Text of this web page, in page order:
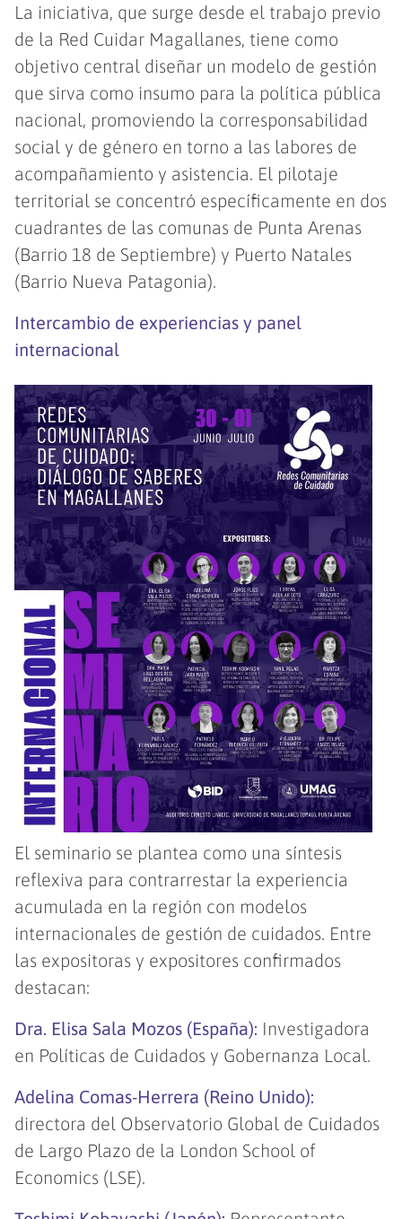
La iniciativa, que surge desde el trabajo previo
de la Red Cuidar Magallanes, tiene como
objetivo central diseñar un modelo de gestión
que sirva como insumo para la política pública
nacional, promoviendo la corresponsabilidad
social y de género en torno a las labores de
acompañamiento y asistencia. El pilotaje
territorial se concentró específicamente en dos
cuadrantes de las comunas de Punta Arenas
(Barrio 18 de Septiembre) y Puerto Natales
(Barrio Nueva Patagonia).
Intercambio de experiencias y panel
internacional
El seminario se plantea como una síntesis
reflexiva para contrarrestar la experiencia
acumulada en la región con modelos
internacionales de gestión de cuidados. Entre
las expositoras y expositores confirmados
destacan:
Dra. Elisa Sala Mozos (España): Investigadora
en Políticas de Cuidados y Gobernanza Local.
Adelina Comas-Herrera (Reino Unido):
directora del Observatorio Global de Cuidados
de Largo Plazo de la London School of
Economics (LSE).